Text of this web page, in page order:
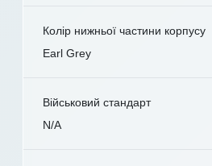
Колір нижньої частини корпусу
Earl Grey
Військовий стандарт
N/A